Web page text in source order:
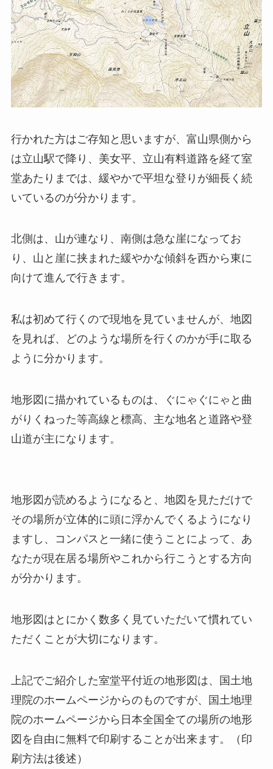
行かれた方はご存知と思いますが、富山県側から
は立山駅で降り、美女平、立山有料道路を経て室
堂あたりまでは、緩やかで平坦な登りが細長く続
いているのが分かります。
北側は、山が連なり、南側は急な崖になってお
り、山と崖に挟まれた緩やかな傾斜を西から東に
向けて進んで行きます。
私は初めて行くので現地を見ていませんが、地図
を見れば、どのような場所を行くのかが手に取る
ように分かります。
地形図に描かれているものは、ぐにゃぐにゃと曲
がりくねった等高線と標高、主な地名と道路や登
山道が主になります。
地形図が読めるようになると、地図を見ただけで
その場所が立体的に頭に浮かんでくるようになり
ますし、コンパスと一緒に使うことによって、あ
なたが現在居る場所やこれから行こうとする方向
が分かります。
地形図はとにかく数多く見ていただいて慣れてい
ただくことが大切になります。
上記でご紹介した室堂平付近の地形図は、国土地
理院のホームページからのものですが、国土地理
院のホームページから日本全国全ての場所の地形
図を自由に無料で印刷することが出来ます。（印
刷方法は後述）